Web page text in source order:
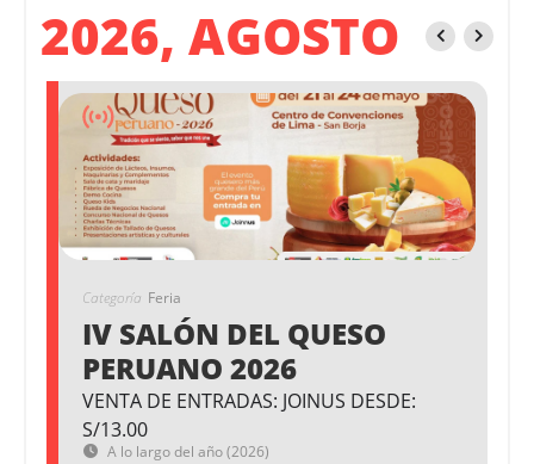
2026, AGOSTO
Categoría Feria
IV SALÓN DEL QUESO
PERUANO 2026
VENTA DE ENTRADAS: JOINUS DESDE:
S/13.00
A lo largo del año (2026)